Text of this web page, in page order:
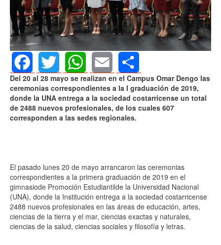
FacebookTwitter WhatsAppEmail Share
Del 20 al 28 mayo se realizan en el Campus Omar Dengo las
ceremonias correspondientes a la I graduación de 2019,
donde la UNA entrega a la sociedad costarricense un total
de 2488 nuevos profesionales, de los cuales 607
corresponden a las sedes regionales.
El pasado lunes 20 de mayo arrancaron las ceremonias
correspondientes a la primera graduación de 2019 en el
gimnasiode Promoción Estudiantilde la Universidad Nacional
(UNA), donde la Institución entrega a la sociedad costarricense
2488 nuevos profesionales en las áreas de educación, artes,
ciencias de la tierra y el mar, ciencias exactas y naturales,
ciencias de la salud, ciencias sociales y filosofía y letras.